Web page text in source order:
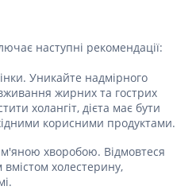
наступні рекомендації:
Уникайте надмірного
жирних та гострих
холангіт, дієта має бути
корисними продуктами.
хворобою. Відмовтеся
вмістом холестерину,